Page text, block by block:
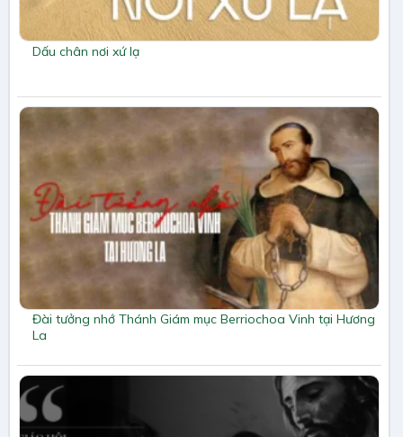
Dấu chân nơi xứ lạ
Đài tưởng nhớ Thánh Giám mục Berriochoa Vinh tại Hương
La